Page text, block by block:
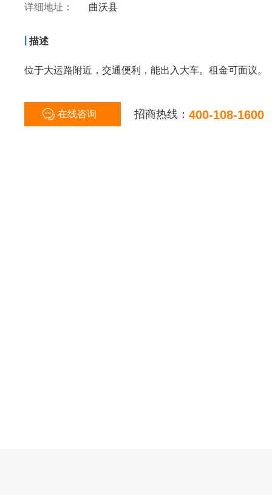
详细地址： 曲沃县
描述
位于大运路附近，交通便利，能出入大车。租金可面议。
在线咨询 招商热线： 400-108-1600